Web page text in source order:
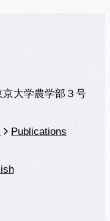
大学農学部３号
Publications